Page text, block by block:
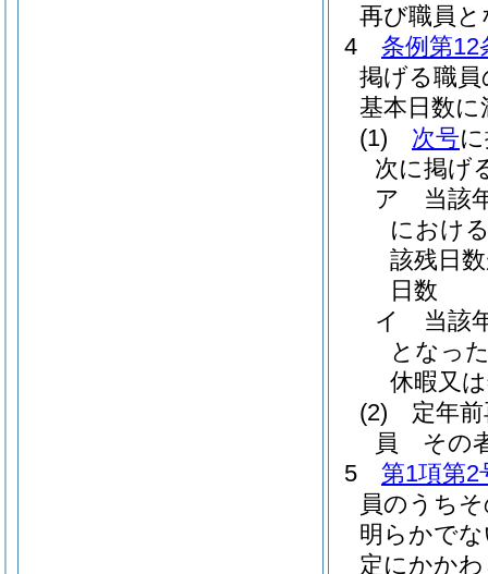
再び職員
4
条例第12
掲げる職
基本日数
(1)
次号
次に掲げ
ア
当該
におけ
該残日
日数
イ
当該
となっ
休暇又
(2)
定年
員 その
5
第1項第2
員のうち
明らかで
定にかか